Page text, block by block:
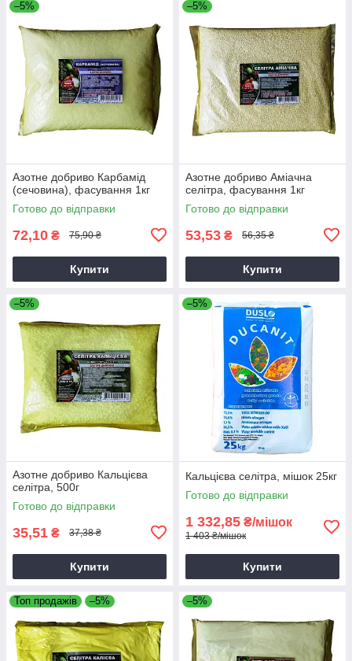
–5%
Азотне добриво Карбамід
(сечовина), фасування 1кг
Готово до відправки
72,10 ₴ 75,90 ₴
Купити
–5%
Азотне добриво Аміачна
селітра, фасування 1кг
Готово до відправки
53,53 ₴ 56,35 ₴
Купити
–5%
Азотне добриво Кальцієва
селітра, 500г
Готово до відправки
35,51 ₴ 37,38 ₴
Купити
–5%
Кальцієва селітра, мішок 25кг
Готово до відправки
1 332,85 ₴/мішок
1 403 ₴/мішок
Купити
Топ продажів –5% –5%